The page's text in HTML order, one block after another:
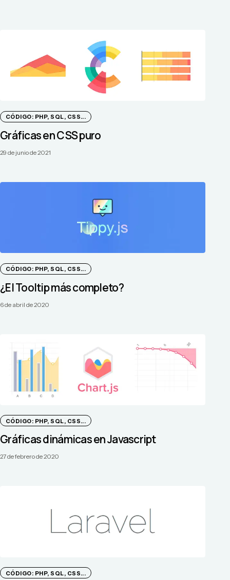
CÓDIGO: PHP, SQL, CSS...
Gráficas en CSS puro
29 de junio de 2021
CÓDIGO: PHP, SQL, CSS...
¿El Tooltip más completo?
6 de abril de 2020
CÓDIGO: PHP, SQL, CSS...
Gráficas dinámicas en Javascript
27 de febrero de 2020
CÓDIGO: PHP, SQL, CSS...